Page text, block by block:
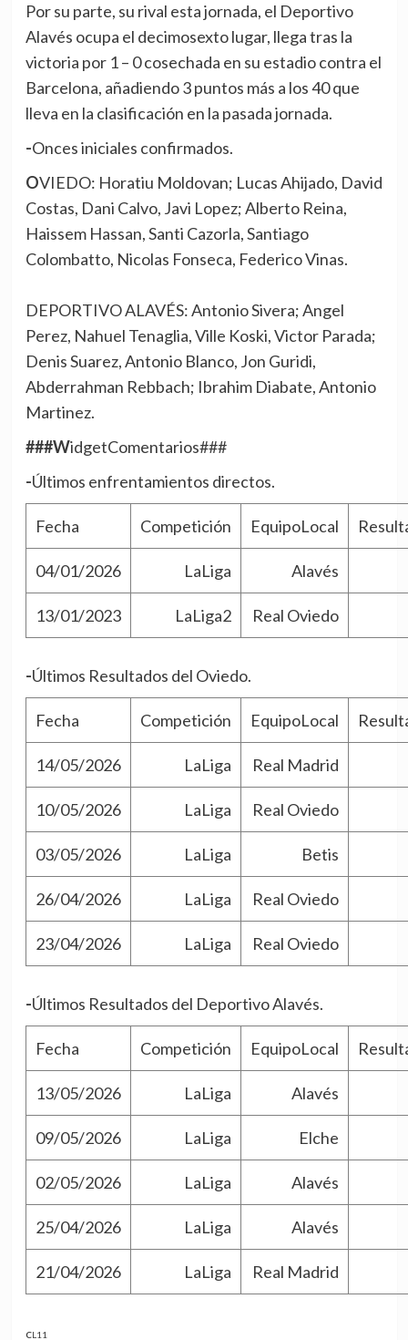
Por su parte, su rival esta jornada, el Deportivo
Alavés ocupa el decimosexto lugar, llega tras la
victoria por 1 – 0 cosechada en su estadio contra el
Barcelona, añadiendo 3 puntos más a los 40 que
lleva en la clasificación en la pasada jornada.
-Onces iniciales confirmados.
OVIEDO: Horatiu Moldovan; Lucas Ahijado, David
Costas, Dani Calvo, Javi Lopez; Alberto Reina,
Haissem Hassan, Santi Cazorla, Santiago
Colombatto, Nicolas Fonseca, Federico Vinas.
DEPORTIVO ALAVÉS: Antonio Sivera; Angel
Perez, Nahuel Tenaglia, Ville Koski, Victor Parada;
Denis Suarez, Antonio Blanco, Jon Guridi,
Abderrahman Rebbach; Ibrahim Diabate, Antonio
Martinez.
###WidgetComentarios###
-Últimos enfrentamientos directos.
Fecha Competición EquipoLocal
04/01/2026 LaLiga Alavés
13/01/2023 LaLiga2 Real Oviedo
-Últimos Resultados del Oviedo.
Fecha Competición EquipoLocal
14/05/2026 LaLiga Real Madrid
10/05/2026 LaLiga Real Oviedo
03/05/2026 LaLiga Betis
26/04/2026 LaLiga Real Oviedo
23/04/2026 LaLiga Real Oviedo
-Últimos Resultados del Deportivo Alavés.
Fecha Competición EquipoLocal
13/05/2026 LaLiga Alavés
09/05/2026 LaLiga Elche
02/05/2026 LaLiga Alavés
25/04/2026 LaLiga Alavés
21/04/2026 LaLiga Real Madrid
CL11